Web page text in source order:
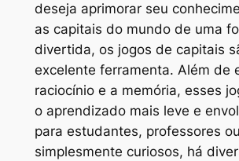
deseja aprimorar seu
as capitais do mundo de uma
divertida, os jogos de capitais
excelente ferramenta. Além de
raciocínio e a memória, esses
o aprendizado mais leve e
para estudantes, professores ou
simplesmente curiosos, há